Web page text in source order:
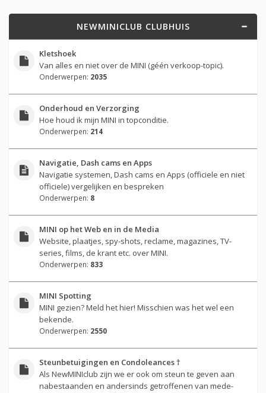
NEWMINICLUB CLUBHUIS
Kletshoek
Van alles en niet over de MINI (géén verkoop-topic).
Onderwerpen: 2035
Onderhoud en Verzorging
Hoe houd ik mijn MINI in topconditie.
Onderwerpen: 214
Navigatie, Dash cams en Apps
Navigatie systemen, Dash cams en Apps (officiele en niet
officiele) vergelijken en bespreken
Onderwerpen: 8
MINI op het Web en in de Media
Website, plaatjes, spy-shots, reclame, magazines, TV-
series, films, de krant etc. over MINI.
Onderwerpen: 833
MINI Spotting
MINI gezien? Meld het hier! Misschien was het wel een
bekende.
Onderwerpen: 2550
Steunbetuigingen en Condoleances †
Als NewMINIclub zijn we er ook om steun te geven aan
nabestaanden en andersinds getroffenen van mede-